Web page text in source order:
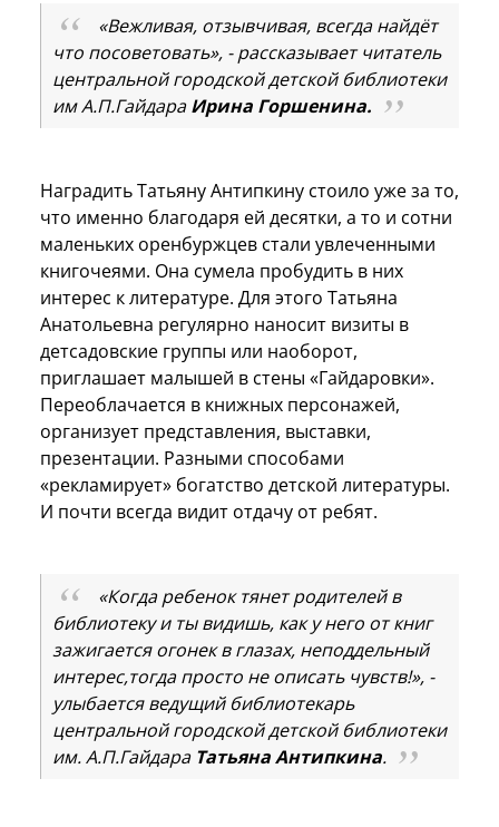
«Вежливая, отзывчивая, всегда найдёт
что посоветовать», - рассказывает читатель
центральной городской детской библиотеки
им А.П.ГайдараИрина Горшенина.
Наградить Татьяну Антипкину стоило уже за то,
что именно благодаря ей десятки, а то и сотни
маленьких оренбуржцев стали увлеченными
книгочеями. Она сумела пробудить в них
интерес к литературе. Для этого Татьяна
Анатольевна регулярно наносит визиты в
детсадовские группы или наоборот,
приглашает малышей в стены «Гайдаровки».
Переоблачается в книжных персонажей,
организует представления, выставки,
презентации. Разными способами
«рекламирует» богатство детской литературы.
И почти всегда видит отдачу от ребят.
«Когда ребенок тянет родителей в
библиотеку и ты видишь, как у него от книг
зажигается огонек в глазах, неподдельный
интерес,тогда просто не описать чувств!», -
улыбается ведущий библиотекарь
центральной городской детской библиотеки
им. А.П.Гайдара Татьяна Антипкина.